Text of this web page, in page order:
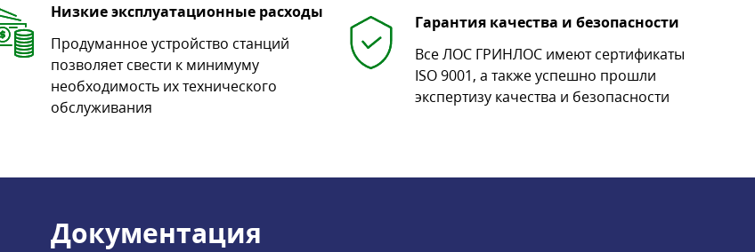
Низкие эксплуатационные расходы
Продуманное устройство станций
позволяет свести к минимуму
необходимость их технического
обслуживания
Гарантия качества и безопасности
Все ЛОС ГРИНЛОС имеют сертификаты
ISO 9001, а также успешно прошли
экспертизу качества и безопасности
Документация